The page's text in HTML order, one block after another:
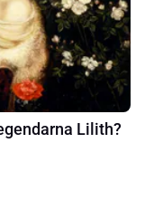
Lilith?